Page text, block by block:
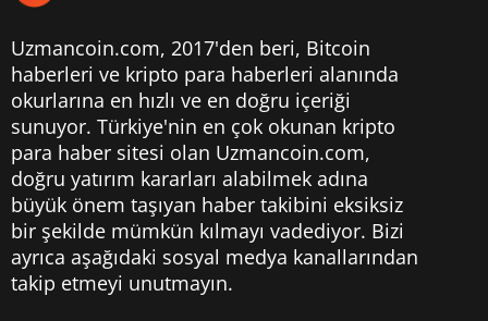
Uzmancoin.com, 2017'den beri, Bitcoin
haberleri ve kripto para haberleri alanında
okurlarına en hızlı ve en doğru içeriği
sunuyor. Türkiye'nin en çok okunan kripto
para haber sitesi olan Uzmancoin.com,
doğru yatırım kararları alabilmek adına
büyük önem taşıyan haber takibini eksiksiz
bir şekilde mümkün kılmayı vadediyor. Bizi
ayrıca aşağıdaki sosyal medya kanallarından
takip etmeyi unutmayın.